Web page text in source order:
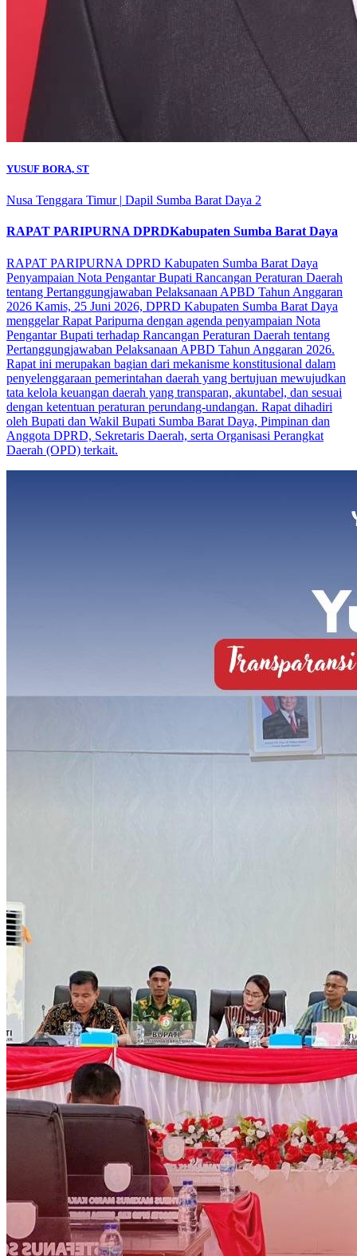
YUSUF BORA, ST
Nusa Tenggara Timur | Dapil Sumba Barat Daya 2
RAPAT PARIPURNA DPRDKabupaten Sumba Barat Daya
RAPAT PARIPURNA DPRD Kabupaten Sumba Barat Daya
Penyampaian Nota Pengantar Bupati Rancangan Peraturan Daerah
tentang Pertanggungjawaban Pelaksanaan APBD Tahun Anggaran
2026 Kamis, 25 Juni 2026, DPRD Kabupaten Sumba Barat Daya
menggelar Rapat Paripurna dengan agenda penyampaian Nota
Pengantar Bupati terhadap Rancangan Peraturan Daerah tentang
Pertanggungjawaban Pelaksanaan APBD Tahun Anggaran 2026.
Rapat ini merupakan bagian dari mekanisme konstitusional dalam
penyelenggaraan pemerintahan daerah yang bertujuan mewujudkan
tata kelola keuangan daerah yang transparan, akuntabel, dan sesuai
dengan ketentuan peraturan perundang-undangan. Rapat dihadiri
oleh Bupati dan Wakil Bupati Sumba Barat Daya, Pimpinan dan
Anggota DPRD, Sekretaris Daerah, serta Organisasi Perangkat
Daerah (OPD) terkait.